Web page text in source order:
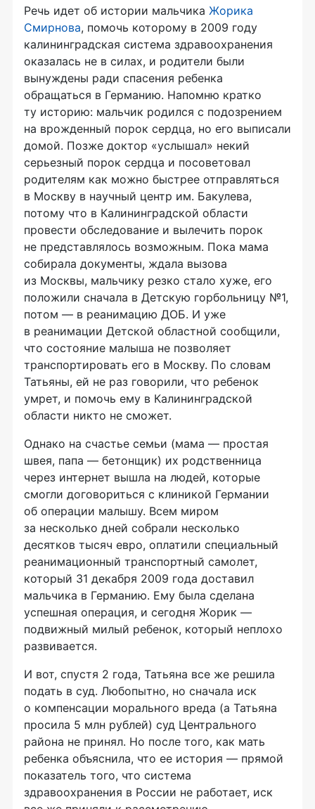
Речь идет об истории мальчика Жорика
Смирнова, помочь которому в 2009 году
калининградская система здравоохранения
оказалась не в силах, и родители были
вынуждены ради спасения ребенка
обращаться в Германию. Напомню кратко
ту историю: мальчик родился с подозрением
на врожденный порок сердца, но его выписали
домой. Позже доктор «услышал» некий
серьезный порок сердца и посоветовал
родителям как можно быстрее отправляться
в Москву в научный центр им. Бакулева,
потому что в Калининградской области
провести обследование и вылечить порок
не представлялось возможным. Пока мама
собирала документы, ждала вызова
из Москвы, мальчику резко стало хуже, его
положили сначала в Детскую горбольницу №1,
потом — в реанимацию ДОБ. И уже
в реанимации Детской областной сообщили,
что состояние малыша не позволяет
транспортировать его в Москву. По словам
Татьяны, ей не раз говорили, что ребенок
умрет, и помочь ему в Калининградской
области никто не сможет.
Однако на счастье семьи (мама — простая
швея, папа — бетонщик) их родственница
через интернет вышла на людей, которые
смогли договориться с клиникой Германии
об операции малышу. Всем миром
за несколько дней собрали несколько
десятков тысяч евро, оплатили специальный
реанимационный транспортный самолет,
который 31 декабря 2009 года доставил
мальчика в Германию. Ему была сделана
успешная операция, и сегодня Жорик —
подвижный милый ребенок, который неплохо
развивается.
И вот, спустя 2 года, Татьяна все же решила
подать в суд. Любопытно, но сначала иск
о компенсации морального вреда (а Татьяна
просила 5 млн рублей) суд Центрального
района не принял. Но после того, как мать
ребенка объяснила, что ее история — прямой
показатель того, что система
здравоохранения в России не работает, иск